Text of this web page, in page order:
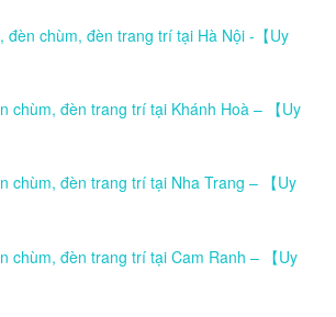
đèn chùm, đèn trang trí tại Hà Nội -【Uy
chùm, đèn trang trí tại Khánh Hoà – 【Uy
chùm, đèn trang trí tại Nha Trang – 【Uy
chùm, đèn trang trí tại Cam Ranh – 【Uy